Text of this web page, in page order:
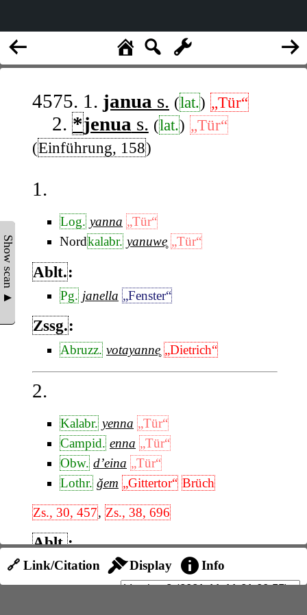
Show scan ▲
4575. 1. janua s. (lat.) „Tür“
2. *jenua s. (lat.) „Tür“
(Einführung, 158)
1.
Log. yanna „Tür“
Nordkalabr. yanuwe̥ „Tür“
Ablt.:
Pg. janella „Fenster“
Zssg.:
Abruzz. votayanne̥ „Dietrich“
2.
Kalabr. yenna „Tür“
Campid. enna „Tür“
Obw. d’eina „Tür“
Lothr. ǧem „Gittertor“ Brüch
Zs., 30, 457, Zs., 38, 696
Ablt.:
Neap. yenelle̥ „Schwelle“
🔗 Link/Citation Display Info